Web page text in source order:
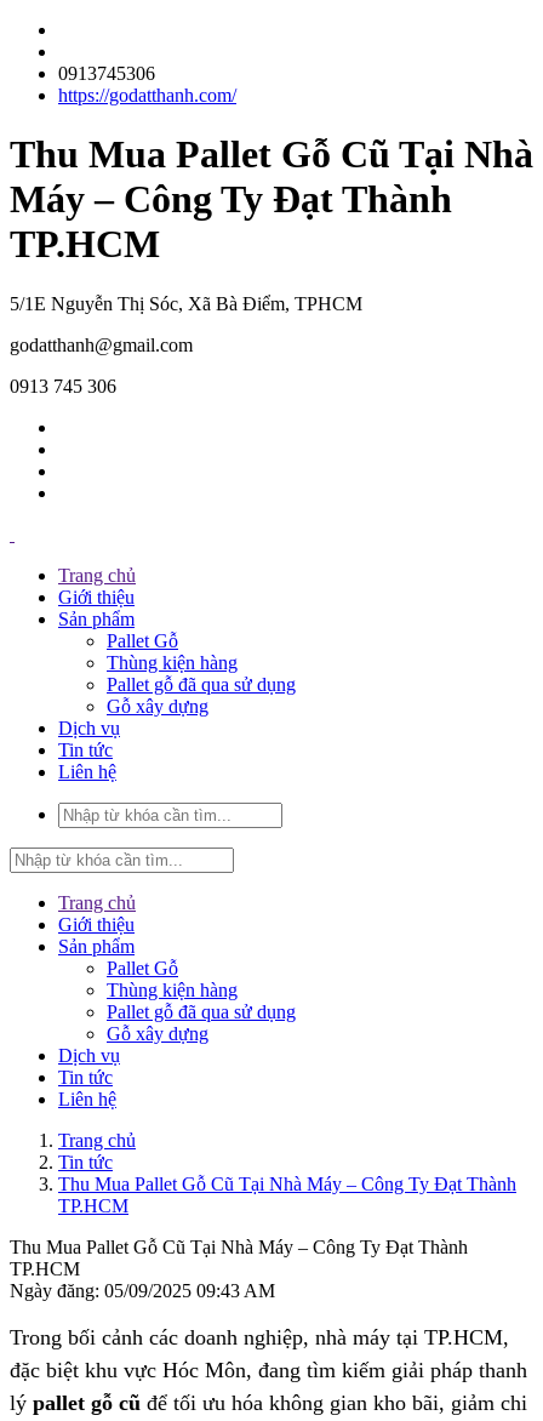
0913745306
https://godatthanh.com/
Thu Mua Pallet Gỗ Cũ Tại Nhà
Máy – Công Ty Đạt Thành
TP.HCM
5/1E Nguyễn Thị Sóc, Xã Bà Điểm, TPHCM
godatthanh@gmail.com
0913 745 306
Trang chủ
Giới thiệu
Sản phẩm
Pallet Gỗ
Thùng kiện hàng
Pallet gỗ đã qua sử dụng
Gỗ xây dựng
Dịch vụ
Tin tức
Liên hệ
Trang chủ
Giới thiệu
Sản phẩm
Pallet Gỗ
Thùng kiện hàng
Pallet gỗ đã qua sử dụng
Gỗ xây dựng
Dịch vụ
Tin tức
Liên hệ
Trang chủ
Tin tức
Thu Mua Pallet Gỗ Cũ Tại Nhà Máy – Công Ty Đạt Thành
TP.HCM
Thu Mua Pallet Gỗ Cũ Tại Nhà Máy – Công Ty Đạt Thành
TP.HCM
Ngày đăng: 05/09/2025 09:43 AM
Trong bối cảnh các doanh nghiệp, nhà máy tại TP.HCM,
đặc biệt khu vực Hóc Môn, đang tìm kiếm giải pháp thanh
lý pallet gỗ cũ để tối ưu hóa không gian kho bãi, giảm chi